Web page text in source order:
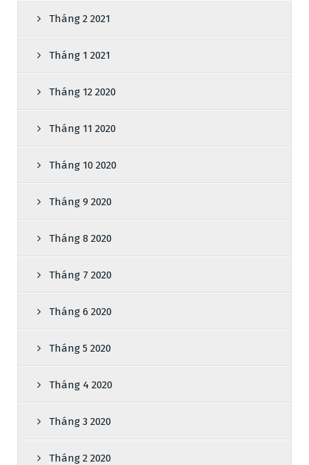
Tháng 2 2021
Tháng 1 2021
Tháng 12 2020
Tháng 11 2020
Tháng 10 2020
Tháng 9 2020
Tháng 8 2020
Tháng 7 2020
Tháng 6 2020
Tháng 5 2020
Tháng 4 2020
Tháng 3 2020
Tháng 2 2020